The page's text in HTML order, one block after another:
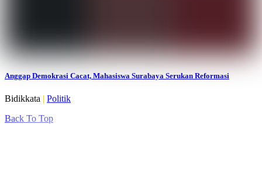
Anggap Demokrasi Cacat, Mahasiswa Surabaya Serukan Reformasi
Bidikkata | Politik
Back To Top